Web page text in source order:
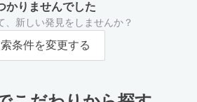
かりませんでした
、新しい発見をしませんか？
条件を変更する